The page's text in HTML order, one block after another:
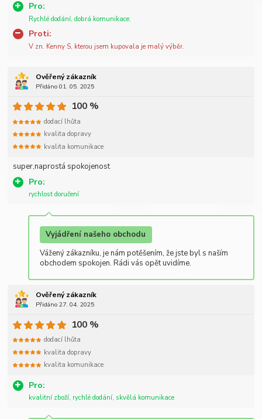
Pro:
Rychlé dodání, dobrá komunikace.
Proti:
V zn. Kenny S, kterou jsem kupovala je malý výběr.
Ověřený zákazník
Přidáno 01. 05. 2025
super,naprostá spokojenost
Pro:
rychlost doručení
100 %
dodací lhůta
kvalita dopravy
kvalita komunikace
Vyjádření našeho obchodu
Vážený zákazníku, je nám potěšením, že jste byl s naším
obchodem spokojen. Rádi vás opět uvidíme.
Ověřený zákazník
Přidáno 27. 04. 2025
Pro:
kvalitní zboží, rychlé dodání, skvělá komunikace
100 %
dodací lhůta
kvalita dopravy
kvalita komunikace